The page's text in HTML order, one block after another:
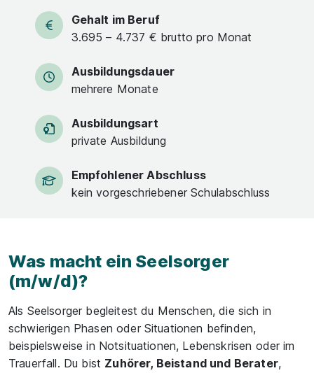
Gehalt im Beruf
3.695 – 4.737 € brutto pro Monat
Ausbildungsdauer
mehrere Monate
Ausbildungsart
private Ausbildung
Empfohlener Abschluss
kein vorgeschriebener Schulabschluss
Was macht ein Seelsorger
(m/w/d)?
Als Seelsorger begleitest du Menschen, die sich in
schwierigen Phasen oder Situationen befinden,
beispielsweise in Notsituationen, Lebenskrisen oder im
Trauerfall. Du bist Zuhörer, Beistand und Berater,